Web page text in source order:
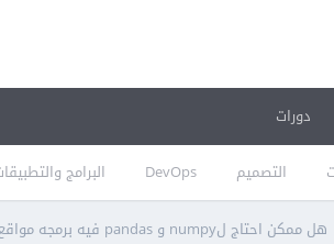
التصميم DevOps البرامج
دورات
هل ممكن احتاج لnumpy و pandas فيه برمجه مواقع الوايب ؟